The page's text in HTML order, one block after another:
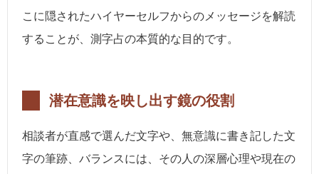
こに隠されたハイヤーセルフからのメッセージを解読
することが、測字占の本質的な目的です。
潜在意識を映し出す鏡の役割
相談者が直感で選んだ文字や、無意識に書き記した文
字の筆跡、バランスには、その人の深層心理や現在の